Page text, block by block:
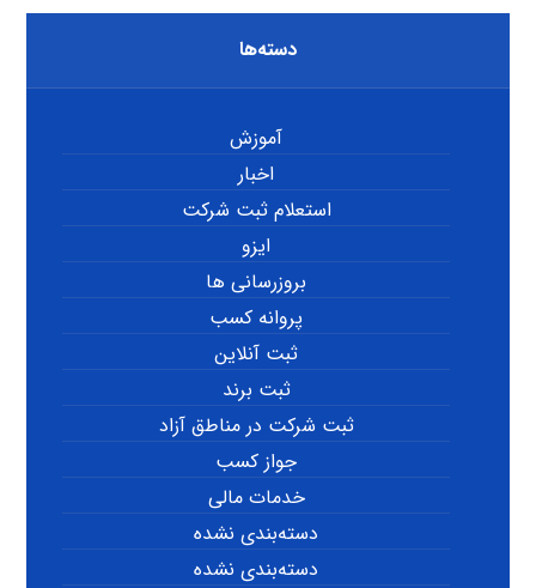
دسته‌ها
آموزش
اخبار
استعلام ثبت شرکت
ایزو
بروزرسانی ها
پروانه کسب
ثبت آنلاین
ثبت برند
ثبت شرکت در مناطق آزاد
جواز کسب
خدمات مالی
دسته‌بندی نشده
دسته‌بندی نشده